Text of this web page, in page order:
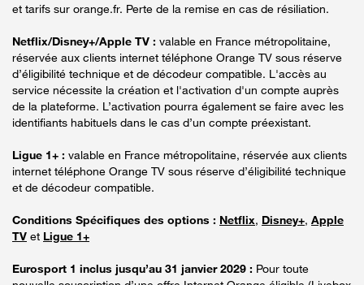
et tarifs sur orange.fr. Perte de la remise en cas de résiliation.
Netflix/Disney+/Apple TV : valable en France métropolitaine,
réservée aux clients internet téléphone Orange TV sous réserve
d’éligibilité technique et de décodeur compatible. L'accès au
service nécessite la création et l'activation d'un compte auprès
de la plateforme. L’activation pourra également se faire avec les
identifiants habituels dans le cas d’un compte préexistant.
Ligue 1+ : valable en France métropolitaine, réservée aux clients
internet téléphone Orange TV sous réserve d’éligibilité technique
et de décodeur compatible.
Conditions Spécifiques des options : Netflix, Disney+, Apple
TV et Ligue 1+
Eurosport 1 inclus jusqu’au 31 janvier 2029 : Pour toute